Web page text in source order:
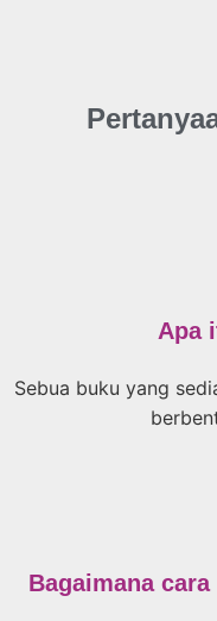
Apa
Sebua buku yang
Bagaimana